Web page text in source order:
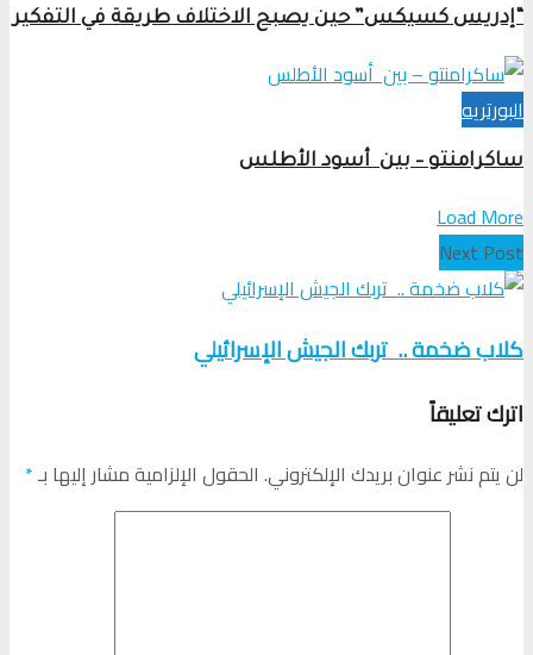
“إدريس كسيكس” حين يصبح الاختلاف طريقة في التفكير
البورتريه
ساكرامنتو – بين أسود الأطلس
Load More
Next Post
كلاب ضخمة .. تربك الجيش الإسرائيلي
اترك تعليقاً
لن يتم نشر عنوان بريدك الإلكتروني. الحقول الإلزامية مشار إليها بـ*